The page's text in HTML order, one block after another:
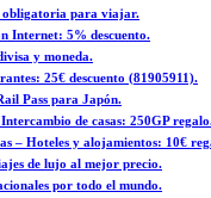
obligatoria para viajar.
Internet: 5% descuento.
y moneda.
25€ descuento (81905911).
Pass para Japón.
de casas: 250GP
– Hoteles y alojamientos: 10€
de lujo al mejor precio.
por todo el mundo.